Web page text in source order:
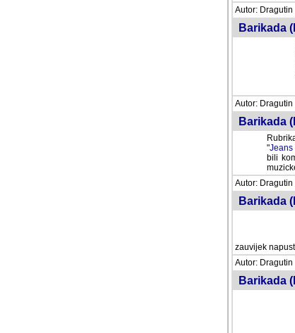
Autor: Dragutin
Barikada
Autor: Dragutin
Barikada
"Jeans
bili
Autor: Dragutin
Barikada
zauvijek
Autor: Dragutin
Barikada